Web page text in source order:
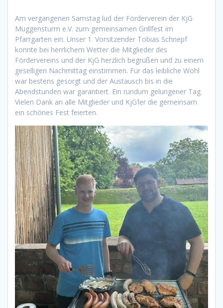
Am vergangenen Samstag lud der Förderverein der KjG
Muggensturm e.V. zum gemeinsamen Grillfest im
Pfarrgarten ein. Unser 1. Vorsitzender Tobias Schnepf
konnte bei herrlichem Wetter die Mitglieder des
Fördervereins und der KjG herzlich begrüßen und zu einem
geselligen Nachmittag einstimmen. Für das leibliche Wohl
war bestens gesorgt und der Austausch bis in die
Abendstunden war garantiert. Ein rundum gelungener Tag.
Vielen Dank an alle Mitglieder und KjG’ler die gemeinsam
ein schönes Fest feierten.